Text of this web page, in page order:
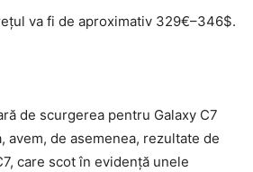
va fi de aproximativ 329€–346$.
de scurgerea pentru Galaxy C7
avem, de asemenea, rezultate de
care scot în evidență unele